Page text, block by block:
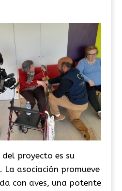
proyecto es su
asociación promueve
con aves, una potente